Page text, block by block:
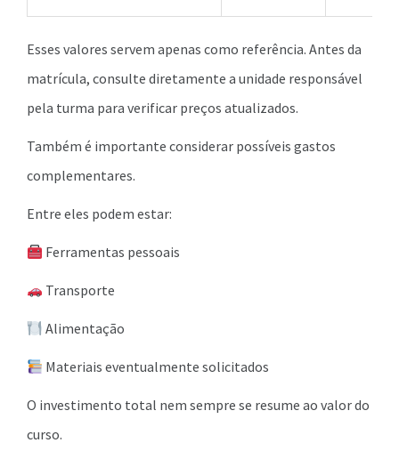
Esses valores servem apenas como referência. Antes da
matrícula, consulte diretamente a unidade responsável
pela turma para verificar preços atualizados.
Também é importante considerar possíveis gastos
complementares.
Entre eles podem estar:
Ferramentas pessoais
Transporte
Alimentação
Materiais eventualmente solicitados
O investimento total nem sempre se resume ao valor do
curso.